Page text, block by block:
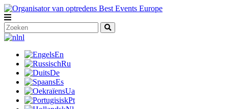
nl
En
Ru
De
Es
Ua
Pt